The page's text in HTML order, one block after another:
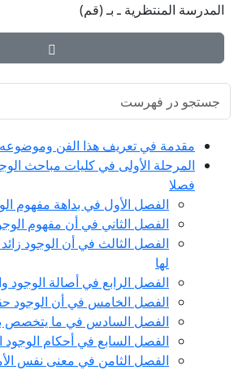
المدرسة المنتظرية ـ بـ (قم)
مقدمة في تعريف هذا الفن وموضوعه
المرحلة الأولى في كليات مباحث
فصلا
الفصل الأول في بداهة مفهوم
الفصل الثاني في أن مفهوم
الفصل الثالث في أن الوجود
لها
الفصل الرابع في أصالة الوجود
الفصل الخامس في أن الوجود
الفصل السادس في ما يتخصص
الفصل السابع في أحكام الوجود
الفصل الثامن في معنى نفس